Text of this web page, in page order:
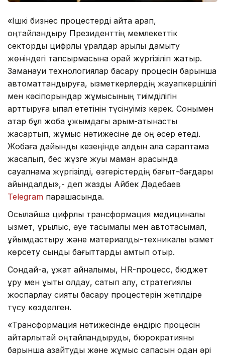
«Ішкі бизнес процестерді қайта қарап,
оңтайландыру Президенттің мемлекеттік
секторды цифрлық құралдар арқылы дамыту
жөніндегі тапсырмасына орай жүргізіліп жатыр.
Заманауи технологиялар басқару процесін барынша
автоматтандыруға, қызметкерлердің жауапкершілігі
мен кәсіпорындар жұмысының тиімділігін
арттыруға ықпал ететінін түсінуіміз керек. Сонымен
қатар бұл жоба ұжымдағы қарым-қатынасты
жақсартып, жұмыс нәтижесіне де оң әсер етеді.
Жобаға дайындық кезеңінде алдын ала сараптама
жасалып, бес жүзге жуық маман арасында
сауалнама жүргізілді, өзгерістердің бағыт-бағдары
айқындалды»,- деп жазды Айбек Дәдебаев
Telegram парақшасында.
Осылайша цифрлық трансформация медициналық
қызмет, құрылыс, әуе тасымалы мен автотасымал,
ұйымдастыру және материалдық-техникалық қызмет
көрсету сынды бағыттарды қамтып отыр.
Сондай-ақ, құжат айналымы, HR-процесс, бюджет
құру мен құқықтық қолдау, сатып алу, стратегиялық
жоспарлау сияқты басқару процестерін жетілдіре
түсу көзделген.
«Трансформация нәтижесінде өндіріс процесін
айтарлықтай оңтайландыруды, бюрократияны
барынша азайтуды және жұмыс сапасын одан әрі